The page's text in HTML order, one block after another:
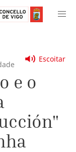
Escoitar
e o